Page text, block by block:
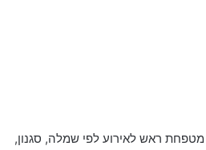
ראש לאירוע לפי שמלה, סגנון,